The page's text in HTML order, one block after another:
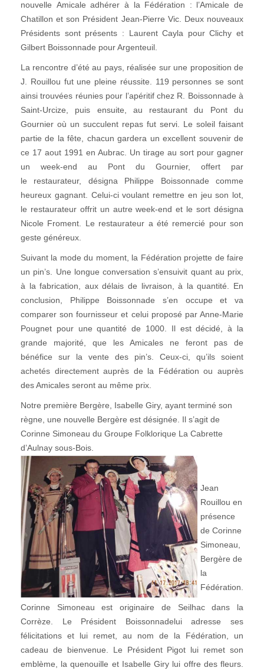
nouvelle Amicale adhérer à la Fédération : l’Amicale de
Chatillon et son Président Jean-Pierre Vic. Deux nouveaux
Présidents sont présents : Laurent Cayla pour Clichy et
Gilbert Boissonnade pour Argenteuil.
La rencontre d’été au pays, réalisée sur une proposition de
J. Rouillou fut une pleine réussite. 119 personnes se sont
ainsi trouvées réunies pour l’apéritif chez R. Boissonnade à
Saint-Urcize, puis ensuite, au restaurant du Pont du
Gournier où un succulent repas fut servi. Le soleil faisant
partie de la fête, chacun gardera un excellent souvenir de
ce 17 aout 1991 en Aubrac. Un tirage au sort pour gagner
un week-end au Pont du Gournier, offert par
le restaurateur, désigna Philippe Boissonnade comme
heureux gagnant. Celui-ci voulant remettre en jeu son lot,
le restaurateur offrit un autre week-end et le sort désigna
Nicole Froment. Le restaurateur a été remercié pour son
geste généreux.
Suivant la mode du moment, la Fédération projette de faire
un pin’s. Une longue conversation s’ensuivit quant au prix,
à la fabrication, aux délais de livraison, à la quantité. En
conclusion, Philippe Boissonnade s’en occupe et va
comparer son fournisseur et celui proposé par Anne-Marie
Pougnet pour une quantité de 1000. Il est décidé, à la
grande majorité, que les Amicales ne feront pas de
bénéfice sur la vente des pin’s. Ceux-ci, qu’ils soient
achetés directement auprès de la Fédération ou auprès
des Amicales seront au même prix.
Notre première Bergère, Isabelle Giry, ayant terminé son
règne, une nouvelle Bergère est désignée. Il s’agit de
Corinne Simoneau du Groupe Folklorique La Cabrette
d’Aulnay sous-Bois.
Jean
Rouillou en
présence
de Corinne
Simoneau,
Bergère de
la
Fédération.
Corinne Simoneau est originaire de Seilhac dans la
Corrèze. Le Président Boissonnadelui adresse ses
félicitations et lui remet, au nom de la Fédération, un
cadeau de bienvenue. Le Président Pigot lui remet son
emblème, la quenouille et Isabelle Giry lui offre des fleurs.